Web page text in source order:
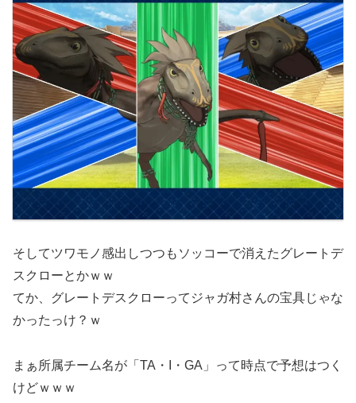
そしてツワモノ感出しつつもソッコーで消えたグレートデ
スクローとかｗｗ
てか、グレートデスクローってジャガ村さんの宝具じゃな
かったっけ？ｗ
まぁ所属チーム名が「TA・I・GA」って時点で予想はつく
けどｗｗｗ